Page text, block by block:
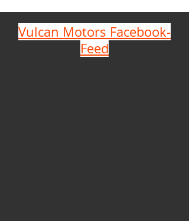
Vulcan Motors Facebook-
Feed